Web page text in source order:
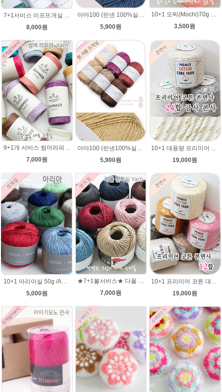
8,000원
아마100 (린넨 100%실) 뜨개질 뜨개실(뜨게질실) 코바늘 린넨사 가방 미산가 여름 팔찌 햄프끈
5,900원
10+1 모찌(Mochi)70g 모찌실/인형실/소품실/리틀모찌/가방뜨기/모찌뜨개실/가방뜨개실/여름뜨개실 브릿지실/솜뜨개실/코나실 왕모찌실
3,500원
9+1개 서비스 썸머라피아 50g , 라탄 라피아 모자 가방뜨개실
7,000원
아마100 (린넨100%실)여름 뜨개실 털실 (뜨게질실) 코바늘 린넨사 가방 미산가 팔찌 햄프끈
5,900원
10+1 대용량 프리미어 코튼 대용량 콘사 24합 나염/ 순면 1000g/카드면 순면사 금사 콘사/콘면사/공작표 동방 콘면사/핸들커버뜨기/방석뜨기/차량 커버 시트
19,000원
10+1 아리아실 50g /ARIA 가죽느낌실 아리아 뜨개실/가방뜨개실/모자실/여름실
5,000원
7,000원
19,000원